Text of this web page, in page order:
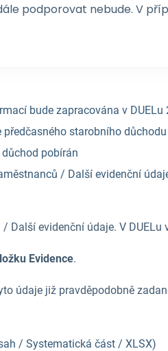
podporovat nebude. V
bude zapracována v DUELu
starobního
pobírán
/ Další evidenční
Další evidenční údaje. V
Evidence.
údaje již pravděpodobně
/ Systematická část / XLSX)